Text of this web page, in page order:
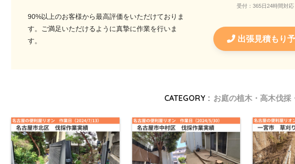
90%以上のお客様から最高評価をいただけておりま
す。ご満足いただけるように真摯に作業を行いま
す。
受付：365日24時間対応
出張見積もり
CATEGORY : お庭の植木・高木伐採